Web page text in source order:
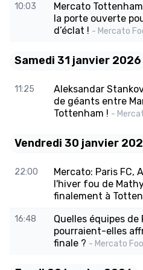
10:03
Mercato
la porte ouverte
d’éclat ! - Mercato
Samedi 31 janvier 2026
11:25
Aleksandar
de géants entre
Tottenham ! -
Vendredi 30 janvier
22:00
Mercato: Paris FC,
l'hiver fou de
finalement à
16:48
Quelles équipes de
pourraient-elles
finale ? - Mercato